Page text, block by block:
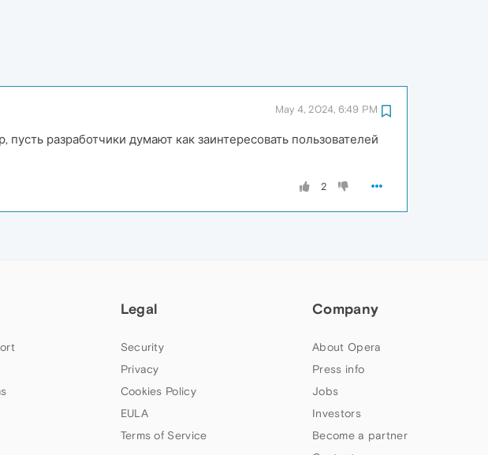
May 4, 2024, 6:49 PM
разработчики думают как заинтересовать пользователей
2
Legal
Security
Privacy
Cookies Policy
EULA
Terms of Service
Company
About Opera
Press info
Jobs
Investors
Become a partner